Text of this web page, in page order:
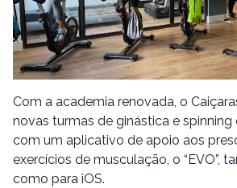
Com a academia renovada, o
novas turmas de ginástica e
com um aplicativo de apoio aos
exercícios de musculação, o “EVO”,
como para iOS.